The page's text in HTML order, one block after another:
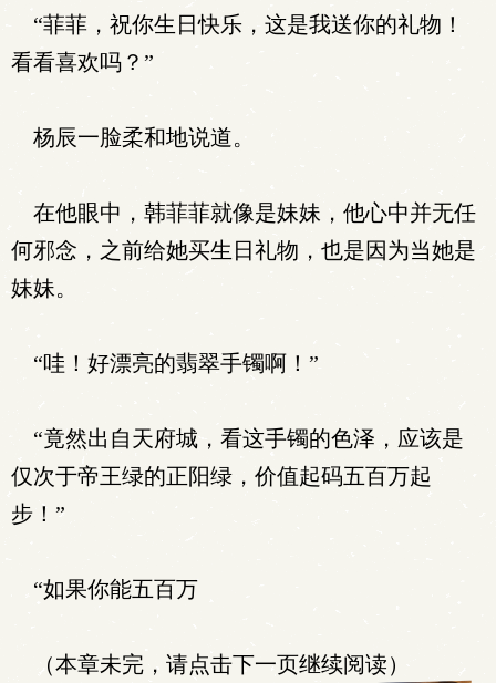
“菲菲，祝你生日快乐，这是我送你的礼物！
看看喜欢吗？”
杨辰一脸柔和地说道。
在他眼中，韩菲菲就像是妹妹，他心中并无任
何邪念，之前给她买生日礼物，也是因为当她是
妹妹。
“哇！好漂亮的翡翠手镯啊！”
“竟然出自天府城，看这手镯的色泽，应该是
仅次于帝王绿的正阳绿，价值起码五百万起
步！”
“如果你能五百万
（本章未完，请点击下一页继续阅读）